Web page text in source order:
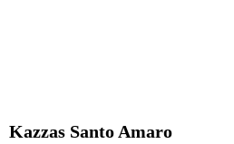
Kazzas Santo Amaro